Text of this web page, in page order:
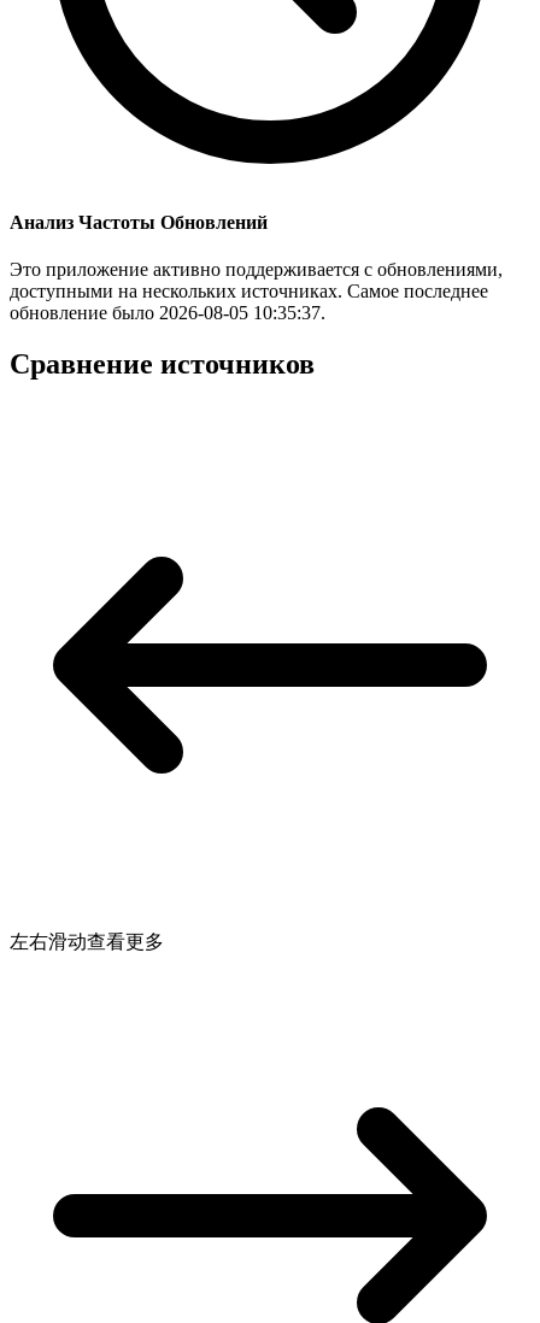
Анализ Частоты Обновлений
Это приложение активно поддерживается с обновлениями,
доступными на нескольких источниках. Самое последнее
обновление было 2026-08-05 10:35:37.
Сравнение источников
左右滑动查看更多